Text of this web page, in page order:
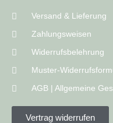
Versand & Lieferung
Zahlungsweisen
Widerrufsbelehrung
Muster-
AGB | Allgemeine
Vertrag widerrufen